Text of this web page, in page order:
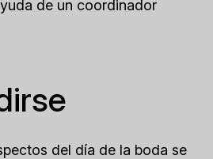
de un coordinador
del día de la boda se